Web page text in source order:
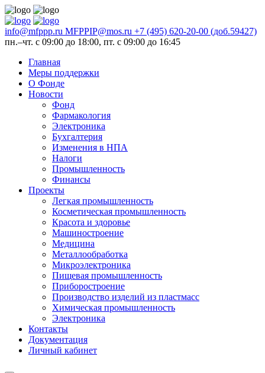
info@mfppp.ru MFPPIP@mos.ru +7 (495) 620-20-00 (доб.59427)
пн.–чт. с 09:00 до 18:00, пт. с 09:00 до 16:45
Главная
Меры поддержки
О Фонде
Новости
Фонд
Фармакология
Электроника
Бухгалтерия
Изменения в НПА
Налоги
Промышленность
Финансы
Проекты
Легкая промышленность
Косметическая промышленность
Красота и здоровье
Машиностроение
Медицина
Металлообработка
Микроэлектроника
Пищевая промышленность
Приборостроение
Производство изделий из пластмасс
Химическая промышленность
Электроника
Контакты
Документация
Личный кабинет